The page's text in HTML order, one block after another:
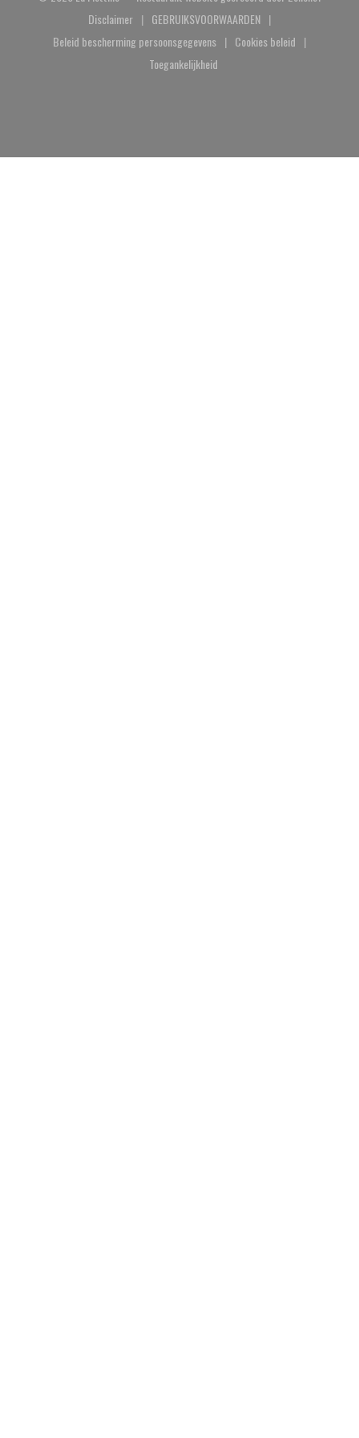
Disclaimer
((opent in een nieuw venster))
GEBRUIKSVOORWAARDEN
((opent in een nieuw venster))
Beleid bescherming persoonsgegevens
((opent in een nieuw venster))
Cookies beleid
((opent in een
Toegankelijkheid
((opent in een nieuw venster))